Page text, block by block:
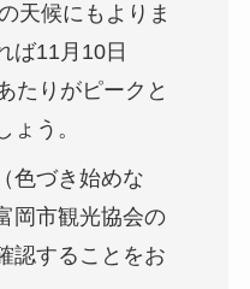
天候にもよりま
ば11月10日
たりがピークと
う。
色づき始めな
岡市観光協会の
認することをお